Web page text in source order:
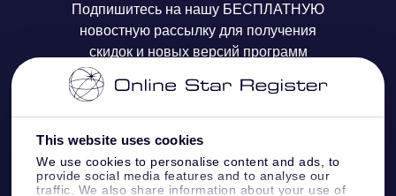
This website uses cookies
We use cookies to personalise content and ads, to
provide social media features and to analyse our
traffic. We also share information about your use of
Отзывы
Подарочная карта OSR
Корпоративные подарки
Персонализированная страница Star Page
One Million Stars
OSR Starsaver
VR-приложение Fly me to the stars
Платежная информация
Информация по доставке
Политика возврата
Созвездиях
Подпишитесь на нашу БЕСПЛАТНУЮ
новостную рассылку для получения
скидок и новых версий программ